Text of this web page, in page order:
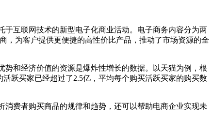
互联网技术的新型电子化商业活动。电子商务内容分为两
，为客户提供更便捷的高性价比产品，推动了市场资源的全
势和经济价值的资源是爆炸性增长的数据。以天猫为例，根
活跃买家已经超过了2.5亿，平均每个购买活跃买家的购买数
费者购买商品的规律和趋势，还可以帮助电商企业实现未